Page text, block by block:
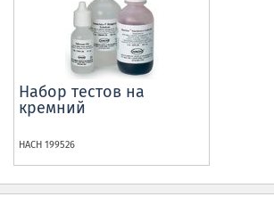
Набор тестов на
кремний
HACH 199526